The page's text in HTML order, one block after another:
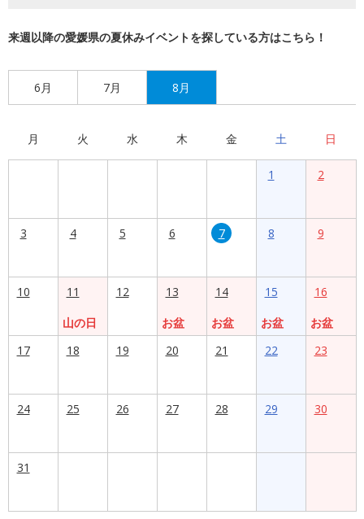
来週以降の愛媛県の夏休みイベントを探している方はこちら！
6月 7月 8月
月 火 水 木 金 土 日
1 2
3 4 5 6 7 8 9
10
11
山の日
12
13
お盆
14
お盆
15
お盆
16
お盆
17
18 19 20 21 22 23
24 25 26 27 28 29 30
31